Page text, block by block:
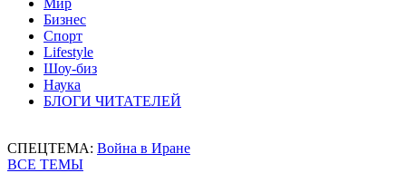
Мир
Бизнес
Спорт
Lifestyle
Шоу-биз
Наука
БЛОГИ ЧИТАТЕЛЕЙ
СПЕЦТЕМА: Война в Иране
ВСЕ ТЕМЫ